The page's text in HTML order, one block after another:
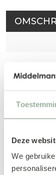
Deze
We
De